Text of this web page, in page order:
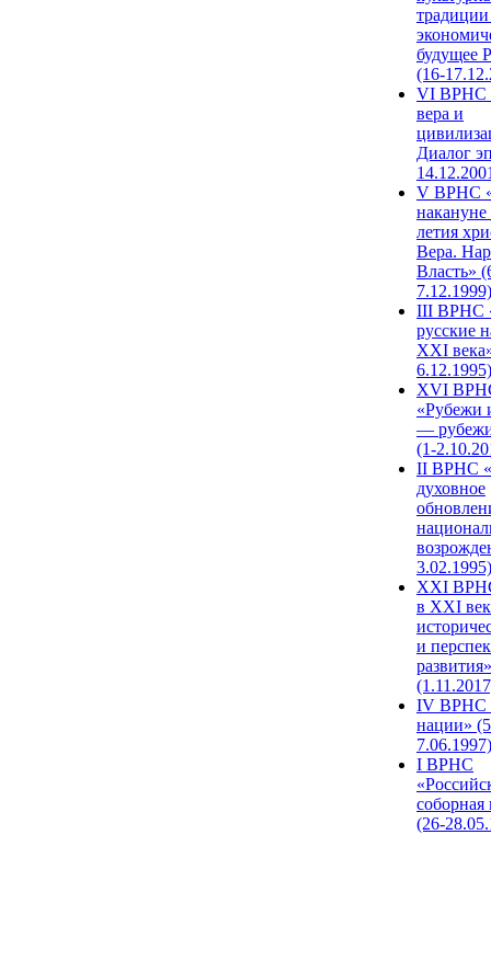
будущее
(16-
VI ВРНС
вера и
Диалог
V ВРНС
накануне
летия
Вера.
Власть»
7.12.1999)
III ВРНС
русские
XXI
6.12.1995)
XVI
«Рубежи
—
(1-
II ВРНС
духовное
3.02.1995)
XХI
в XXI
и
развития»
IV ВРНС
нации»
7.06.1997)
I ВРНС
(26-